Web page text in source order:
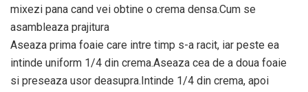
mixezi pana cand vei obtine o crema densa.Cum se
asambleaza prajitura
Aseaza prima foaie care intre timp s-a racit, iar peste ea
intinde uniform 1/4 din crema.Aseaza cea de a doua foaie
si preseaza usor deasupra.Intinde 1/4 din crema, apoi